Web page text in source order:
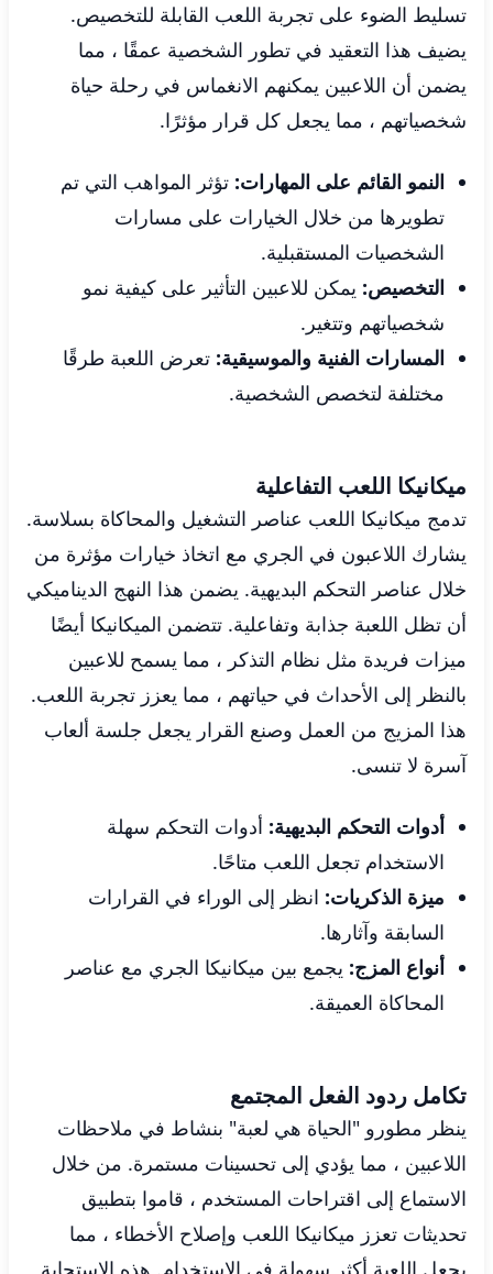
تسليط الضوء على تجربة اللعب القابلة للتخصيص.
يضيف هذا التعقيد في تطور الشخصية عمقًا ، مما
يضمن أن اللاعبين يمكنهم الانغماس في رحلة حياة
شخصياتهم ، مما يجعل كل قرار مؤثرًا.
النمو القائم على المهارات: تؤثر المواهب التي تم
تطويرها من خلال الخيارات على مسارات
الشخصيات المستقبلية.
التخصيص: يمكن للاعبين التأثير على كيفية نمو
شخصياتهم وتتغير.
المسارات الفنية والموسيقية: تعرض اللعبة طرقًا
مختلفة لتخصص الشخصية.
ميكانيكا اللعب التفاعلية
تدمج ميكانيكا اللعب عناصر التشغيل والمحاكاة بسلاسة.
يشارك اللاعبون في الجري مع اتخاذ خيارات مؤثرة من
خلال عناصر التحكم البديهية. يضمن هذا النهج الديناميكي
أن تظل اللعبة جذابة وتفاعلية. تتضمن الميكانيكا أيضًا
ميزات فريدة مثل نظام التذكر ، مما يسمح للاعبين
بالنظر إلى الأحداث في حياتهم ، مما يعزز تجربة اللعب.
هذا المزيج من العمل وصنع القرار يجعل جلسة ألعاب
آسرة لا تنسى.
أدوات التحكم البديهية: أدوات التحكم سهلة
الاستخدام تجعل اللعب متاحًا.
ميزة الذكريات: انظر إلى الوراء في القرارات
السابقة وآثارها.
أنواع المزج: يجمع بين ميكانيكا الجري مع عناصر
المحاكاة العميقة.
تكامل ردود الفعل المجتمع
ينظر مطورو "الحياة هي لعبة" بنشاط في ملاحظات
اللاعبين ، مما يؤدي إلى تحسينات مستمرة. من خلال
الاستماع إلى اقتراحات المستخدم ، قاموا بتطبيق
تحديثات تعزز ميكانيكا اللعب وإصلاح الأخطاء ، مما
يجعل اللعبة أكثر سهولة في الاستخدام. هذه الاستجابة